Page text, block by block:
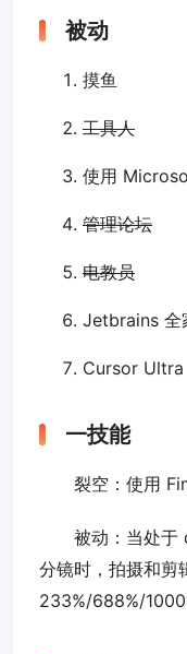
被动
摸鱼
工具人
使用
管理论坛
电教员
Jetbrains 全
Cursor Ultra
一技能
裂空：使用
被动：当处于
分镜时，拍摄和剪
233%/688%/